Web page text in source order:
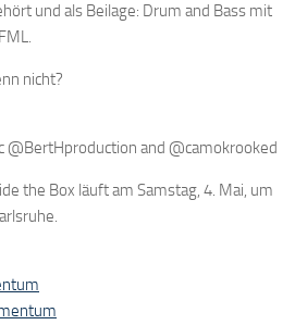
und als Beilage: Drum and Bass mit
nicht?
@BertHproduction and @camokrooked
the Box läuft am Samstag, 4. Mai, um